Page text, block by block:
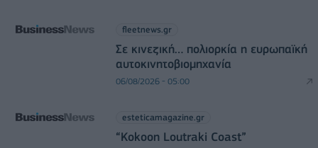
fleetnews.gr
Σε κινεζική… πολιορκία η ευρωπαϊκή
αυτοκινητοβιομηχανία
06/08/2026 - 05:00
esteticamagazine.gr
“Kokoon Loutraki Coast”